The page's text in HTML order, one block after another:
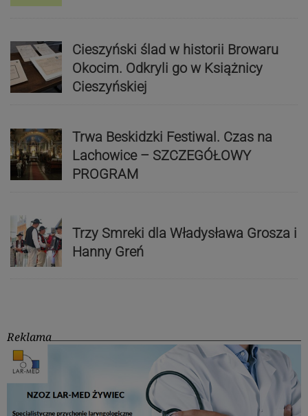
Cieszyński ślad w historii Browaru
Okocim. Odkryli go w Książnicy
Cieszyńskiej
Trwa Beskidzki Festiwal. Czas na
Lachowice – SZCZEGÓŁOWY
PROGRAM
Trzy Smreki dla Władysława Grosza i
Hanny Greń
Reklama